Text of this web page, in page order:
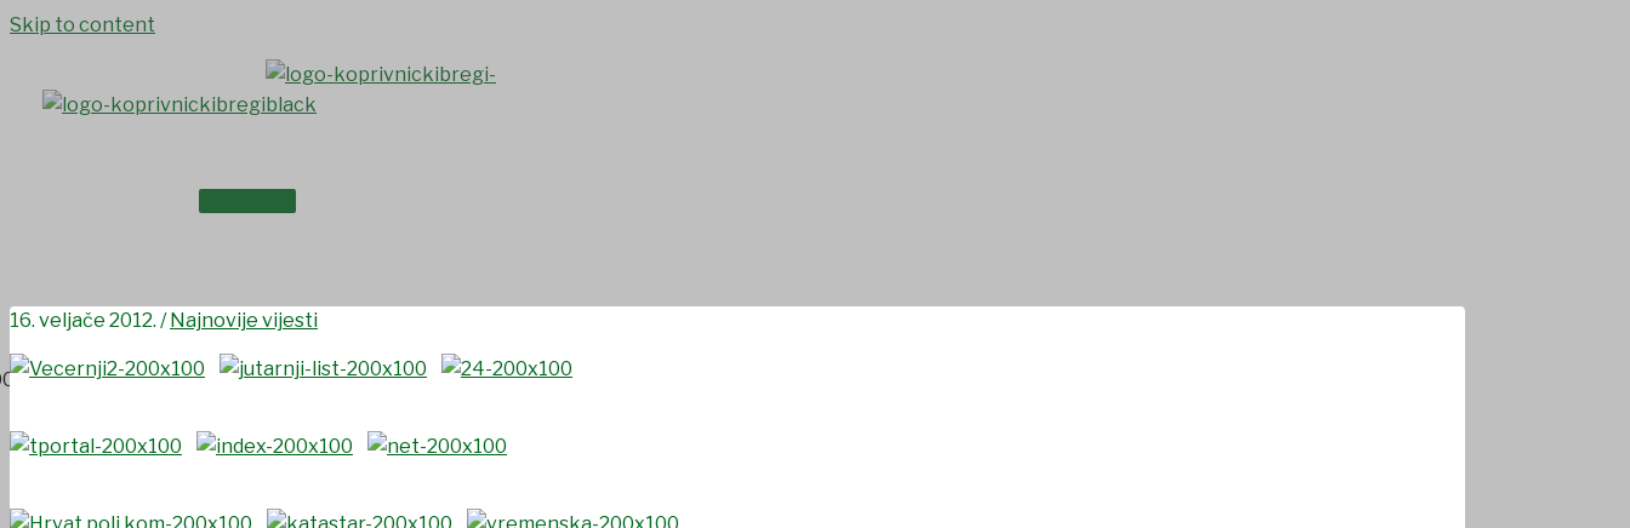
Skip to content
Najnovije vijesti
16. veljače 2012. /Najnovije vijesti